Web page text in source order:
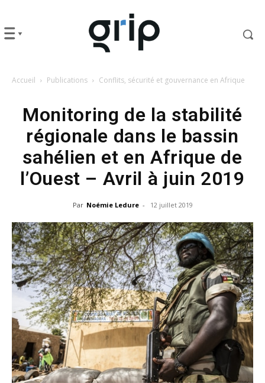
Accueil Publications Conflits, sécurité et gouvernance en Afrique
Monitoring de la stabilité
régionale dans le bassin
sahélien et en Afrique de
l’Ouest – Avril à juin 2019
Par Noémie Ledure - 12 juillet 2019